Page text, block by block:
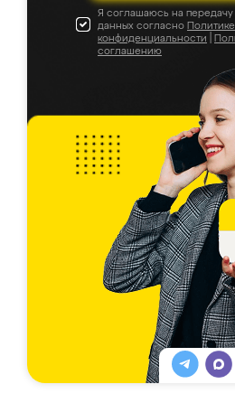
Я соглашаюсь на
данных согласно Политике
конфиденциальности
соглашению